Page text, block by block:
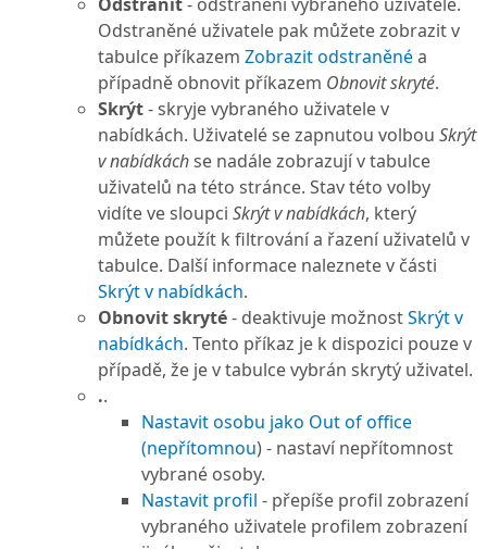
Odstraněné uživatele pak můžete zobrazit v
tabulce příkazem Zobrazit odstraněnéa
případně obnovit příkazem Obnovit skryté.
Skrýt- skryje vybraného uživatele v
nabídkách. Uživatelé se zapnutou volbou Skrýt
v nabídkáchse nadále zobrazují v tabulce
uživatelů na této stránce. Stav této volby
vidíte ve sloupci Skrýt v nabídkách, který
můžete použít k filtrování a řazení uživatelů v
tabulce. Další informace naleznete v části
Skrýt v nabídkách.
Obnovit skryté- deaktivuje možnostSkrýt v
nabídkách. Tento příkaz je k dispozici pouze v
případě, že je v tabulce vybrán skrytý uživatel.
..
Nastavit osobu jako Out of office
(nepřítomnou) - nastaví nepřítomnost
vybrané osoby.
Nastavit profil - přepíše profil zobrazení
vybraného uživatele profilem zobrazení